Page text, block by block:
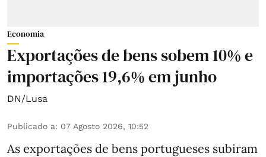
Economia
Exportações de bens sobem 10% e
importações 19,6% em junho
DN/Lusa
Publicado a: 07 Agosto 2026, 10:52
As exportações de bens portugueses subiram